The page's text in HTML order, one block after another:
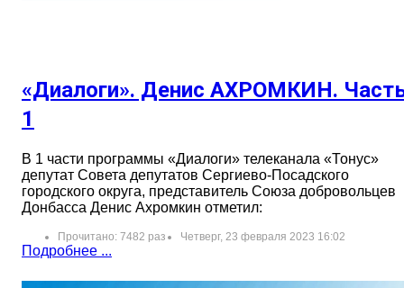
«Диалоги». Денис АХРОМКИН.
1
В 1 части программы «Диалоги» телеканала «Тонус»
депутат Совета депутатов Сергиево-Посадского
городского округа, представитель Союза добровольцев
Донбасса Денис Ахромкин отметил:
Прочитано: 7482 раз Четверг, 23 февраля 2023 16:02
Подробнее ...